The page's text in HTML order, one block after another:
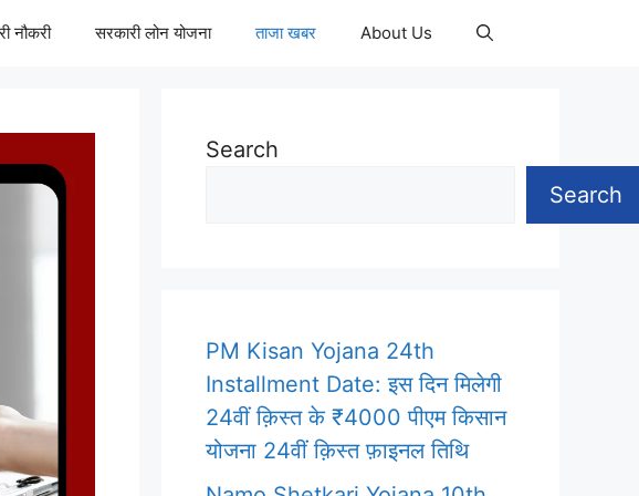
नौकरी सरकारी लोन योजना ताजा खबर About Us
Search
Search
PM Kisan Yojana 24th
Installment Date: इस दिन मिलेगी
24वीं क़िस्त के ₹4000 पीएम किसान
योजना 24वीं क़िस्त फ़ाइनल तिथि